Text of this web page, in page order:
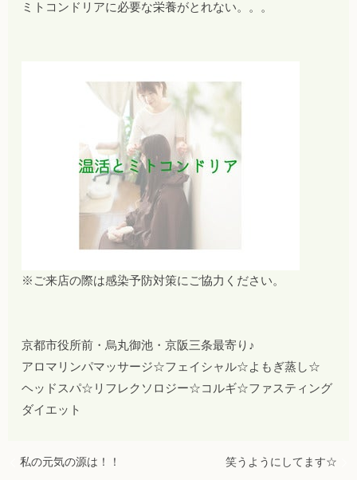
ミトコンドリアに必要な栄養がとれない。。。
※ご来店の際は感染予防対策にご協力ください。
京都市役所前・烏丸御池・京阪三条最寄り♪
アロマリンパマッサージ☆フェイシャル☆よもぎ蒸し☆
ヘッドスパ☆リフレクソロジー☆コルギ☆ファスティング
ダイエット
私の元気の源は！！ 笑うようにしてます☆